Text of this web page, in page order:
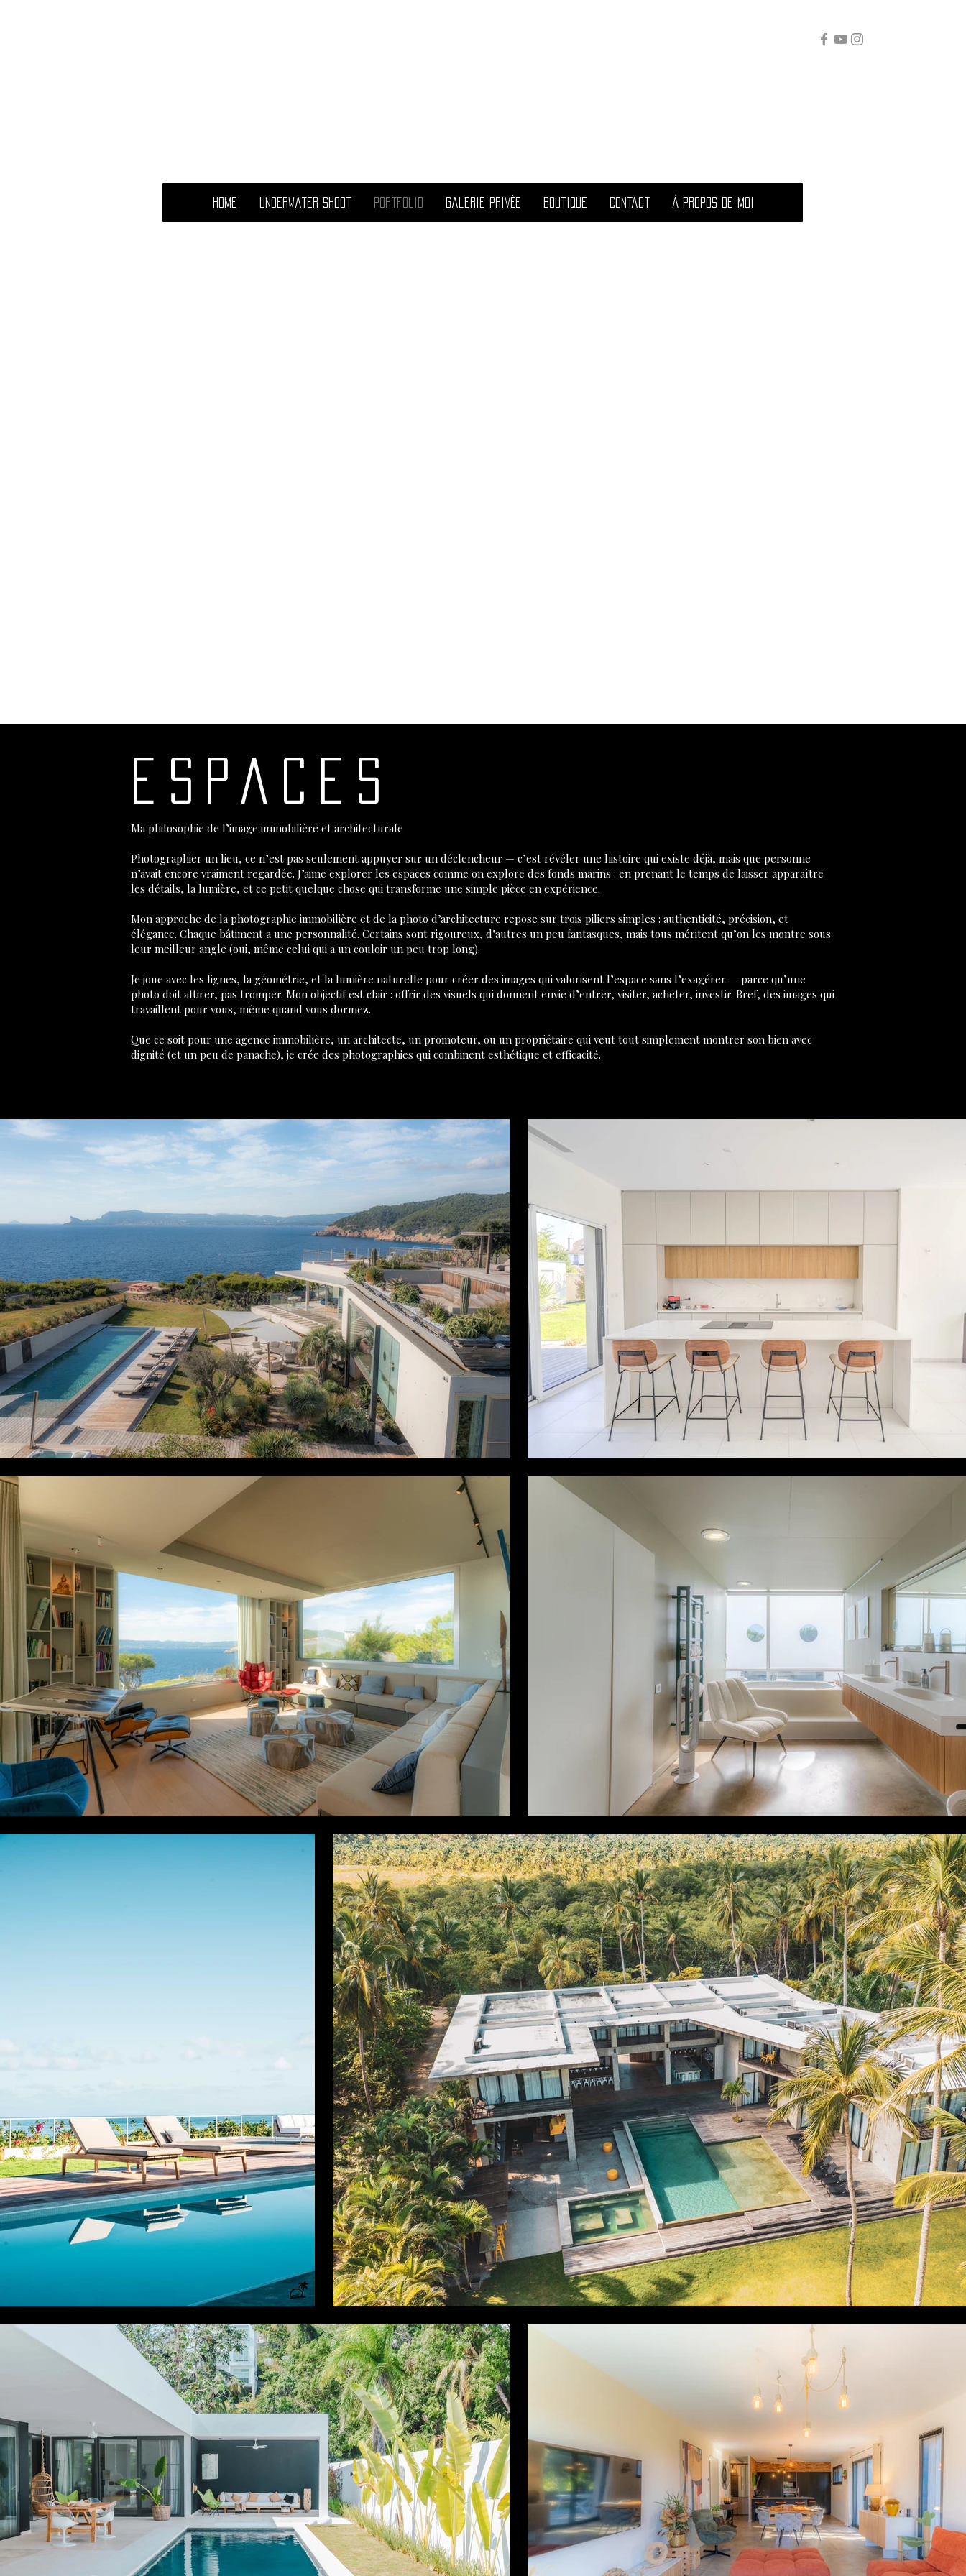
Home Underwater Shoot Portfolio Galerie Privée Boutique Contact À propos de moi
espaces
Ma philosophie de l’image immobilière et architecturale
Photographier un lieu, ce n’est pas seulement appuyer sur un déclencheur — c’est révéler une histoire qui existe déjà, mais que personne
n’avait encore vraiment regardée. J’aime explorer les espaces comme on explore des fonds marins : en prenant le temps de laisser apparaître
les détails, la lumière, et ce petit quelque chose qui transforme une simple pièce en expérience.
Mon approche de la photographie immobilière et de la photo d’architecture repose sur trois piliers simples : authenticité, précision, et
élégance. Chaque bâtiment a une personnalité. Certains sont rigoureux, d’autres un peu fantasques, mais tous méritent qu’on les montre sous
leur meilleur angle (oui, même celui qui a un couloir un peu trop long).
Je joue avec les lignes, la géométrie, et la lumière naturelle pour créer des images qui valorisent l’espace sans l’exagérer — parce qu’une
photo doit attirer, pas tromper. Mon objectif est clair : offrir des visuels qui donnent envie d’entrer, visiter, acheter, investir. Bref, des images qui
travaillent pour vous, même quand vous dormez.
Que ce soit pour une agence immobilière, un architecte, un promoteur, ou un propriétaire qui veut tout simplement montrer son bien avec
dignité (et un peu de panache), je crée des photographies qui combinent esthétique et efficacité.